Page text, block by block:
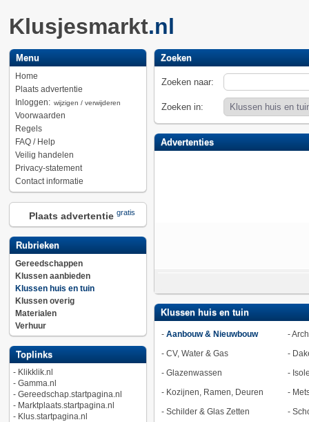
Klusjesmarkt.nl
Menu
Home
Plaats advertentie
Inloggen: wijzigen / verwijderen
Voorwaarden
Regels
FAQ / Help
Veilig handelen
Privacy-statement
Contact informatie
Plaats advertentie gratis
Rubrieken
Gereedschappen
Klussen aanbieden
Klussen huis en tuin
Klussen overig
Materialen
Verhuur
Toplinks
- Klikklik.nl
- Gamma.nl
- Gereedschap.startpagina.nl
- Marktplaats.startpagina.nl
- Klus.startpagina.nl
Zoeken
Zoeken naar:
Zoeken in:
Advertenties
Klussen huis en tuin
- Aanbouw & Nieuwbouw -
- CV, Water & Gas -
- Glazenwassen -
- Kozijnen, Ramen, Deuren -
- Schilder & Glas Zetten -